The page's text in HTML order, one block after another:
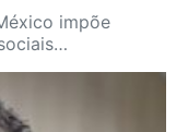
impõe